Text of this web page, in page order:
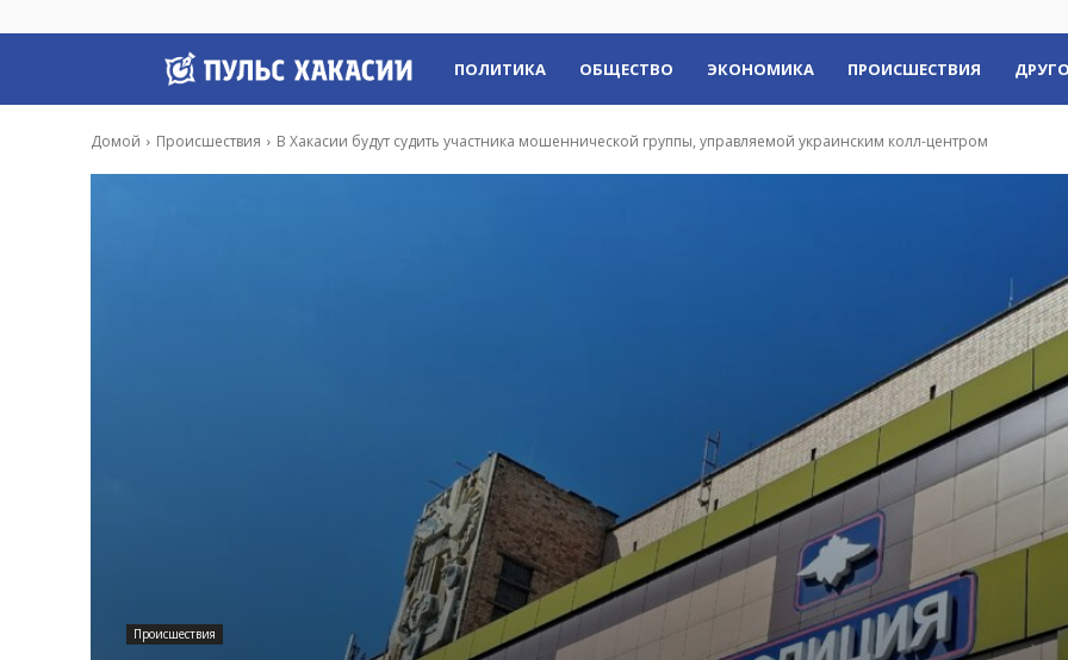
Пульс
Хакасии
ПОЛИТИКА ОБЩЕСТВО ЭКОНОМИКА ПРОИСШЕСТВИЯ
Домой Происшествия В Хакасии будут судить участника мошеннической группы, управляемой украинским колл-центром
Происшествия